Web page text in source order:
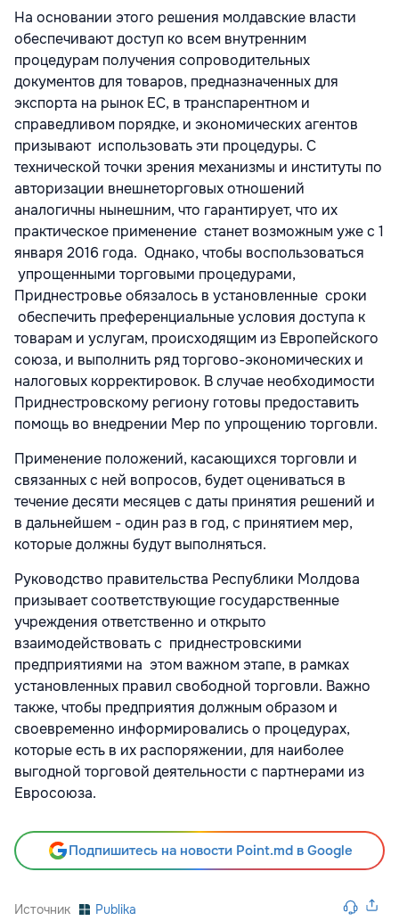
На основании этого решения молдавские власти
обеспечивают доступ ко всем внутренним
процедурам получения сопроводительных
документов для товаров, предназначенных для
экспорта на рынок ЕС, в транспарентном и
справедливом порядке, и экономических агентов
призывают использовать эти процедуры. С
технической точки зрения механизмы и институты по
авторизации внешнеторговых отношений
аналогичны нынешним, что гарантирует, что их
практическое применение станет возможным уже с 1
января 2016 года. Однако, чтобы воспользоваться
упрощенными торговыми процедурами,
Приднестровье обязалось в установленные сроки
обеспечить преференциальные условия доступа к
товарам и услугам, происходящим из Европейского
союза, и выполнить ряд торгово-экономических и
налоговых корректировок. В случае необходимости
Приднестровскому региону готовы предоставить
помощь во внедрении Мер по упрощению торговли.
Применение положений, касающихся торговли и
связанных с ней вопросов, будет оцениваться в
течение десяти месяцев с даты принятия решений и
в дальнейшем - один раз в год, с принятием мер,
которые должны будут выполняться.
Руководство правительства Республики Молдова
призывает соответствующие государственные
учреждения ответственно и открыто
взаимодействовать с приднестровскими
предприятиями на этом важном этапе, в рамках
установленных правил свободной торговли. Важно
также, чтобы предприятия должным образом и
своевременно информировались о процедурах,
которые есть в их распоряжении, для наиболее
выгодной торговой деятельности с партнерами из
Евросоюза.
Подпишитесь на новости Point.md в Google
Источник Publika